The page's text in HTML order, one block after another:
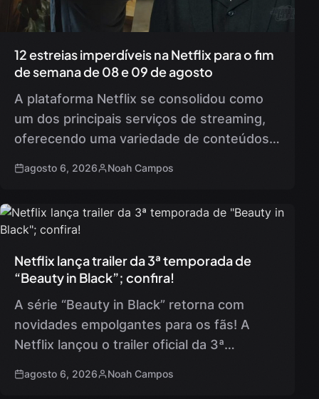
12 estreias imperdíveis na Netflix para o fim
de semana de 08 e 09 de agosto
A plataforma Netflix se consolidou como
um dos principais serviços de streaming,
oferecendo uma variedade de conteúdos
assinantes semanalmente. Este fim de
agosto 6, 2026 Noah Campos
Netflix lança trailer da 3ª temporada de
“Beauty in Black”; confira!
A série “Beauty in Black” retorna com
novidades empolgantes para os fãs! A
Netflix lançou o trailer oficial da 3ª
repleta de conflitos de poder…
agosto 6, 2026 Noah Campos